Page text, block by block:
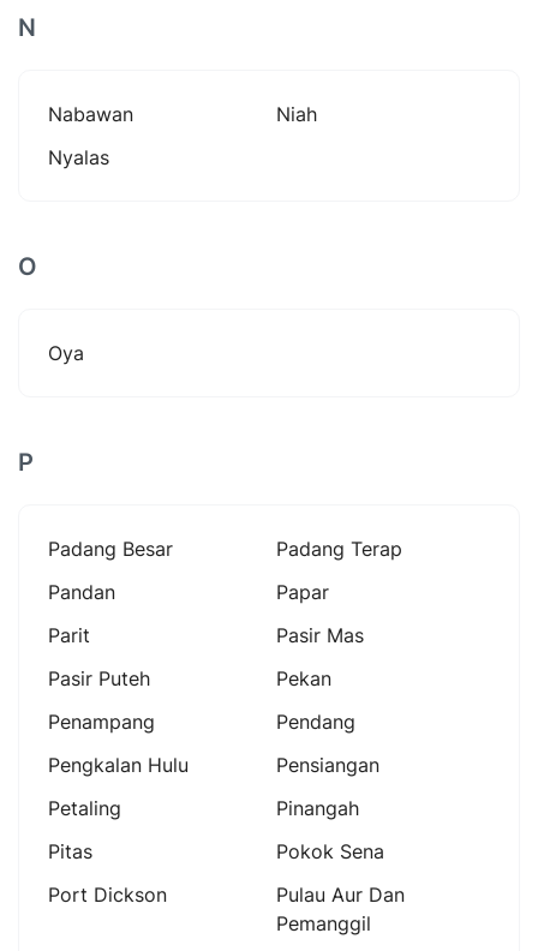
N
Nabawan
Niah
Nyalas
O
Oya
P
Padang Besar
Padang Terap
Pandan
Papar
Parit
Pasir Mas
Pasir Puteh
Pekan
Penampang
Pendang
Pengkalan Hulu
Pensiangan
Petaling
Pinangah
Pitas
Pokok Sena
Port Dickson
Pulau Aur Dan
Pemanggil